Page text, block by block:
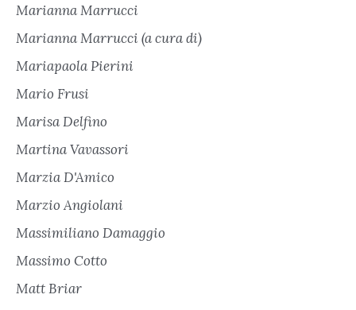
Marianna Marrucci
Marianna Marrucci (a cura di)
Mariapaola Pierini
Mario Frusi
Marisa Delfino
Martina Vavassori
Marzia D'Amico
Marzio Angiolani
Massimiliano Damaggio
Massimo Cotto
Matt Briar